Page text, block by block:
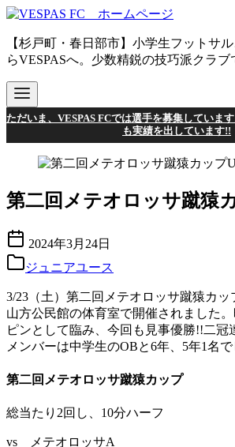
コ
テ
ン
ツ
へ
移
【杉戸町・春日部市】小学生フットサ
らVESPASへ。少数精鋭の技巧派クラブ
ただいま、VESPAS FCでは選手を募集していま
も実績を出しています!!
第二回メテオロッサ蹴猿
2024年3月24日
ジュニアユース
3/23（土）第二回メテオロッサ蹴猿カッ
山方公民館の体育室で開催されました
ピンとして臨み、今回も見事優勝!!二冠
メンバーは中学生のOBと6年、5年1名で
第二回メテオロッサ蹴猿カップ
総当たり2回し、10分ハーフ
vs メテオロッサA